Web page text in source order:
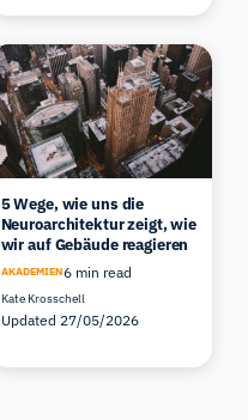
5 Wege, wie uns die
Neuroarchitektur zeigt, wie
wir auf Gebäude reagieren
AKADEMIEN6 min read
Kate Krosschell
Updated 27/05/2026